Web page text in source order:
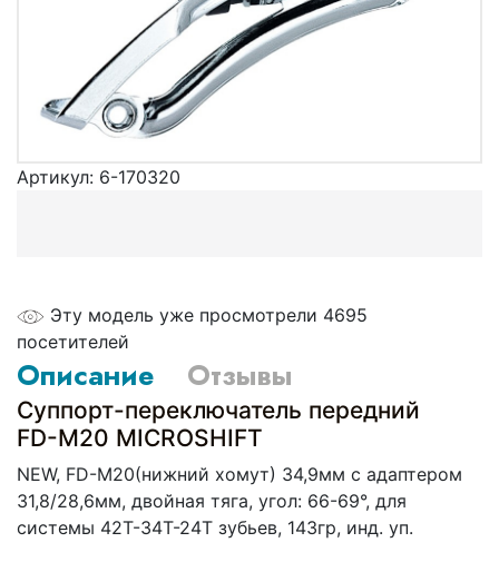
Артикул: 6-170320
Эту модель уже просмотрели 4695
посетителей
Описание Отзывы
Суппорт-переключатель передний
FD-M20 MICROSHIFT
NEW, FD-M20(нижний хомут) 34,9мм с адаптером
31,8/28,6мм, двойная тяга, угол: 66-69°, для
системы 42T-34T-24T зубьев, 143гр, инд. уп.